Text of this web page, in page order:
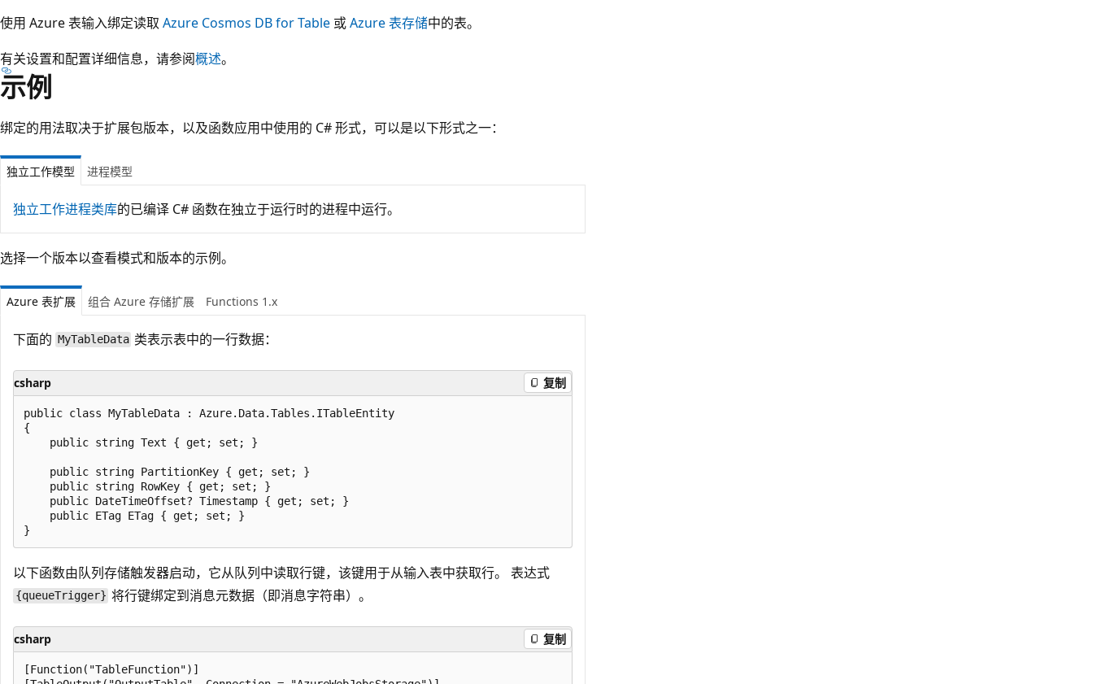
使用 Azure 表输入绑定读取 Azure Cosmos DB for Table 或Azure 表存储中的表。
有关设置和配置详细信息，请参阅概述。
示例
绑定的用法取决于扩展包版本，以及函数应用中使用的 C# 形式，可以是以下形式之一：
独立工作模型 进程模型
独立工作进程类库的已编译 C# 函数在独立于运行时的进程中运行。
选择一个版本以查看模式和版本的示例。
Azure 表扩展 组合 Azure 存储扩展 Functions 1.x
下面的 MyTableData 类表示表中的一行数据：
csharp 复制
public class MyTableData : Azure.Data.Tables.ITableEntity
{
    public string Text { get; set; }
    public string PartitionKey { get; set; }
    public string RowKey { get; set; }
    public DateTimeOffset? Timestamp { get; set; }
    public ETag ETag { get; set; }
以下函数由队列存储触发器启动，它从队列中读取行键，该键用于从输入表中获取行。 表达式
{queueTrigger} 将行键绑定到消息元数据（即消息字符串）。
csharp 复制
[Function("TableFunction")]